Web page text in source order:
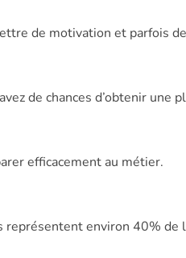
de motivation et parfois
de chances d’obtenir une
efficacement au métier.
environ 40% de